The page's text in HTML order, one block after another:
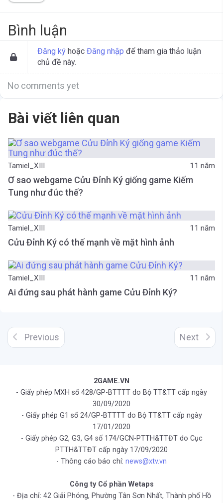
Bình luận
Đăng ký hoặc Đăng nhập để tham gia thảo luận
chủ đề này.
No comments yet
Bài viết liên quan
Tamiel_XIII 11 năm
Ơ sao webgame Cửu Đỉnh Ký giống game Kiếm
Tung như đúc thế?
Tamiel_XIII 11 năm
Cửu Đỉnh Ký có thế mạnh về mặt hình ảnh
Tamiel_XIII 11 năm
Ai đứng sau phát hành game Cửu Đỉnh Ký?
Previous Next
2GAME.VN
- Giấy phép MXH số 428/GP-BTTTT do Bộ TT&TT cấp ngày
30/09/2020
- Giấy phép G1 số 24/GP-BTTTT do Bộ TT&TT cấp ngày
17/01/2020
- Giấy phép G2, G3, G4 số 174/GCN-PTTH&TTĐT do Cục
PTTH&TTĐT cấp ngày 17/09/2020
- Thông cáo báo chí: news@xtv.vn
Công ty Cổ phần Wetaps
- Địa chỉ: 42 Giải Phóng, Phường Tân Sơn Nhất, Thành phố Hồ